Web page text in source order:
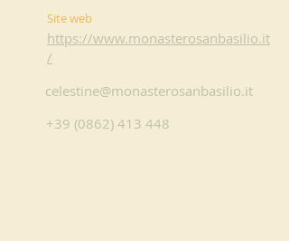
Site web
https://www.monasterosanbasilio.it
/
celestine@monasterosanbasilio.it
+39 (0862) 413 448